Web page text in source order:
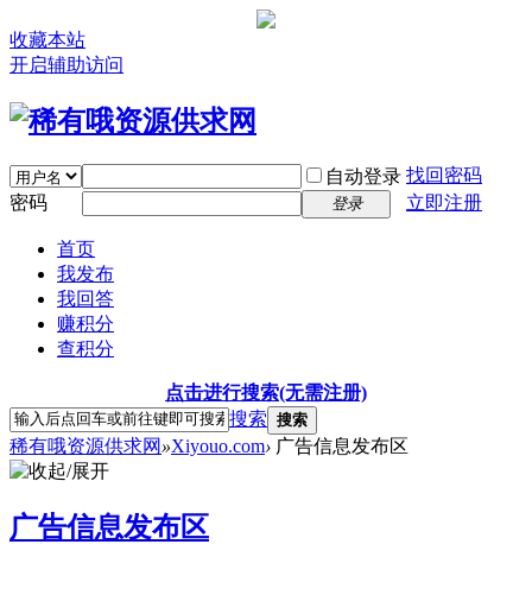
收藏本站
开启辅助访问
自动登录 找回密码
密码
登录 立即注册
首页
我发布
我回答
赚积分
查积分
点击进行搜索(无需注册)
搜索 搜索
稀有哦资源供求网 »Xiyouo.com› 广告信息发布区
广告信息发布区